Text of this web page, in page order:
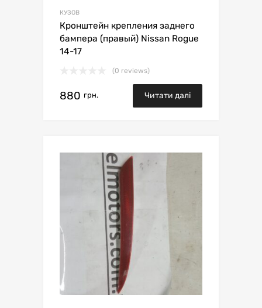
КУЗОВ
Кронштейн крепления заднего
бампера (правый) Nissan Rogue
14-17
(0 reviews)
880 грн. Читати далі